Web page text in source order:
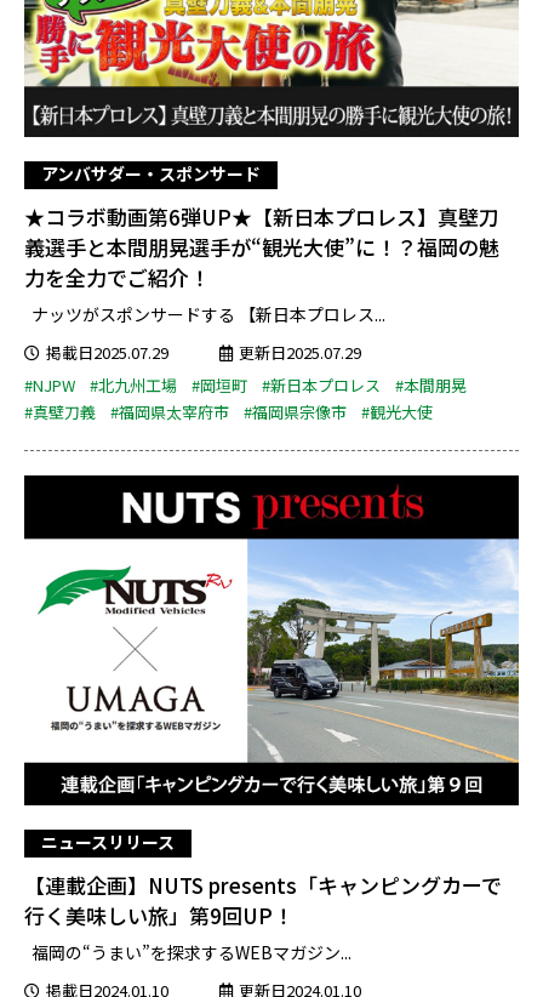
アンバサダー・スポンサード
★コラボ動画第6弾UP★【新日本プロレス】真壁刀
義選手と本間朋晃選手が“観光大使”に！？福岡の魅
力を全力でご紹介！
ナッツがスポンサードする 【新日本プロレス...
掲載日2025.07.29
更新日2025.07.29
#NJPW
#北九州工場 #岡垣町 #新日本プロレス
#本間朋晃
#真壁刀義
#福岡県太宰府市 #福岡県宗像市 #観光大使
ニュースリリース
【連載企画】NUTS presents「キャンピングカーで
行く美味しい旅」第9回UP！
福岡の“うまい”を探求するWEBマガジン...
掲載日2024.01.10 更新日2024.01.10